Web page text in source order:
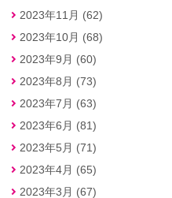
2023年11月 (62)
2023年10月 (68)
2023年9月 (60)
2023年8月 (73)
2023年7月 (63)
2023年6月 (81)
2023年5月 (71)
2023年4月 (65)
2023年3月 (67)